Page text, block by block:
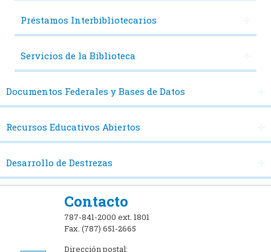
Préstamos Interbibliotecarios
Servicios de la Biblioteca
Documentos Federales y Bases de Datos
Recursos Educativos Abiertos
Desarrollo de Destrezas
Contacto
787-841-2000 ext. 1801
Fax. (787) 651-2665
Dirección postal: